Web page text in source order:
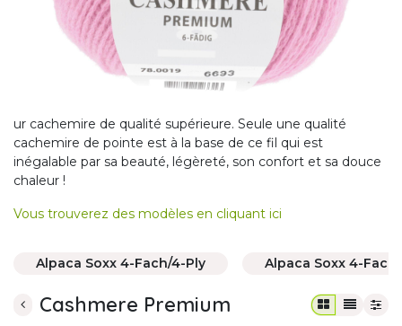
ur cachemire de qualité supérieure. Seule une qualité
cachemire de pointe est à la base de ce fil qui est
inégalable par sa beauté, légèreté, son confort et sa douce
chaleur !
Vous trouverez des modèles en cliquant ici
Alpaca Soxx 4-Fach/4-Ply Alpaca Soxx 4-
Cashmere Premium